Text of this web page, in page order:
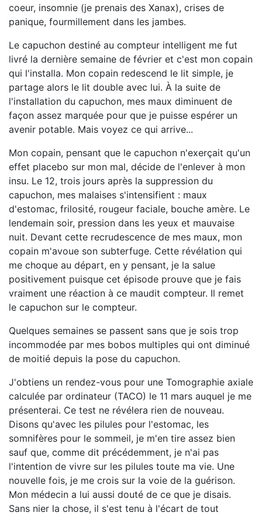
coeur, insomnie (je prenais des Xanax), crises de
panique, fourmillement dans les jambes.
Le capuchon destiné au compteur intelligent me fut
livré la dernière semaine de février et c'est mon copain
qui l'installa. Mon copain redescend le lit simple, je
partage alors le lit double avec lui. À la suite de
l'installation du capuchon, mes maux diminuent de
façon assez marquée pour que je puisse espérer un
avenir potable. Mais voyez ce qui arrive...
Mon copain, pensant que le capuchon n'exerçait qu'un
effet placebo sur mon mal, décide de l'enlever à mon
insu. Le 12, trois jours après la suppression du
capuchon, mes malaises s'intensifient : maux
d'estomac, frilosité, rougeur faciale, bouche amère. Le
lendemain soir, pression dans les yeux et mauvaise
nuit. Devant cette recrudescence de mes maux, mon
copain m'avoue son subterfuge. Cette révélation qui
me choque au départ, en y pensant, je la salue
positivement puisque cet épisode prouve que je fais
vraiment une réaction à ce maudit compteur. Il remet
le capuchon sur le compteur.
Quelques semaines se passent sans que je sois trop
incommodée par mes bobos multiples qui ont diminué
de moitié depuis la pose du capuchon.
J'obtiens un rendez-vous pour une Tomographie axiale
calculée par ordinateur (TACO) le 11 mars auquel je me
présenterai. Ce test ne révélera rien de nouveau.
Disons qu'avec les pilules pour l'estomac, les
somnifères pour le sommeil, je m'en tire assez bien
sauf que, comme dit précédemment, je n'ai pas
l'intention de vivre sur les pilules toute ma vie. Une
nouvelle fois, je me crois sur la voie de la guérison.
Mon médecin a lui aussi douté de ce que je disais.
Sans nier la chose, il s'est tenu à l'écart de tout